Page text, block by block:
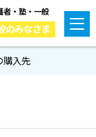
者・塾・一般
のみなさま
購入先